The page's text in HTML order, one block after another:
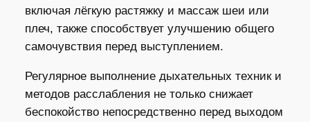
включая лёгкую растяжку и массаж шеи или
плеч, также способствует улучшению общего
самочувствия перед выступлением.
Регулярное выполнение дыхательных техник и
методов расслабления не только снижает
беспокойство непосредственно перед выходом